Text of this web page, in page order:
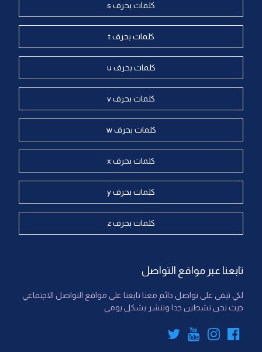
كلمات بحرف s
كلمات بحرف t
كلمات بحرف u
كلمات بحرف v
كلمات بحرف w
كلمات بحرف x
كلمات بحرف y
كلمات بحرف z
تابعنا عبر مواقع التواصل
لكي تبقى على تواصل دائم معنا تابعنا على مواقع التواصل الاجتماعي
حيث نحن نشطين جدا وننشر بشكل يومي